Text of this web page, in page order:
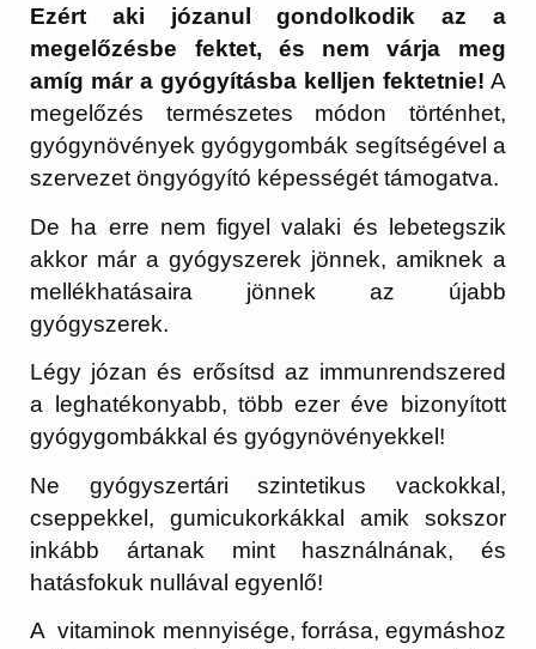
Ezért aki józanul gondolkodik az a
megelőzésbe fektet, és nem várja meg
amíg már a gyógyításba kelljen fektetnie! A
megelőzés természetes módon történhet,
gyógynövények gyógygombák segítségével a
szervezet öngyógyító képességét támogatva.
De ha erre nem figyel valaki és lebetegszik
akkor már a gyógyszerek jönnek, amiknek a
mellékhatásaira jönnek az újabb
gyógyszerek.
Légy józan és erősítsd az immunrendszered
a leghatékonyabb, több ezer éve bizonyított
gyógygombákkal és gyógynövényekkel!
Ne gyógyszertári szintetikus vackokkal,
cseppekkel, gumicukorkákkal amik sokszor
inkább ártanak mint használnának, és
hatásfokuk nullával egyenlő!
A vitaminok mennyisége, forrása, egymáshoz